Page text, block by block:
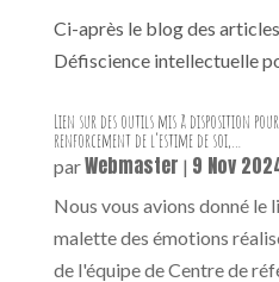
Ci-après le blog des
Défiscience intellectuelle
Lien sur des outils mis à disposition
renforcement de l’estime de soi,…
parWebmaster | 9 Nov
Nous vous avions donné le
malette des émotions
de l'équipe de Centre de